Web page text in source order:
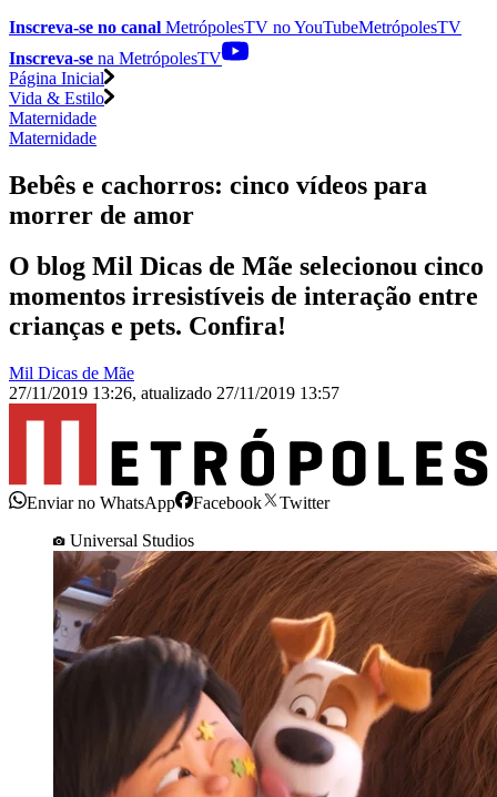
Inscreva-se no canal MetrópolesTV noYouTubeMetrópolesTV
Inscreva-se na MetrópolesTV
Página Inicial
Vida & Estilo
Maternidade
Maternidade
Bebês e cachorros: cinco vídeos para
morrer de amor
O blog Mil Dicas de Mãe selecionou cinco
momentos irresistíveis de interação entre
crianças e pets. Confira!
Mil Dicas de Mãe
27/11/2019 13:26, atualizado 27/11/2019 13:57
Enviar no WhatsApp Facebook
Twitter
Universal Studios